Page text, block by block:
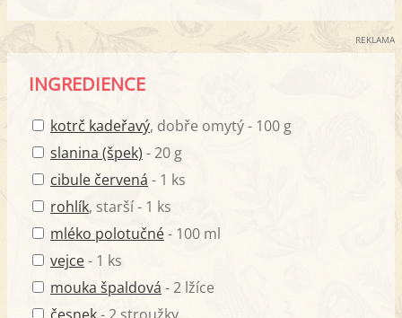
REKLAMA
INGREDIENCE
kotrč kadeřavý, dobře omytý - 100 g
slanina (špek) - 20 g
cibule červená - 1 ks
rohlík, starší - 1 ks
mléko polotučné- 100 ml
vejce- 1 ks
mouka špaldová - 2 lžíce